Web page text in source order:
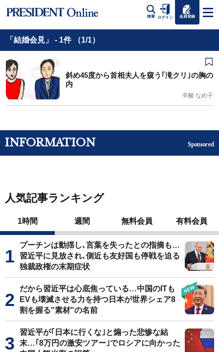
検索 ログイン 会員登録
「結婚会見」 - 1件 （1/1）
斜め45度から首相夫人を窺う｢滝クリ｣の胸の
内
辛酸 なめ子
INFORMATION Sponsored
人気記事ランキング
1時間 週間 無料会員 有料会員
プーチンは動揺し､言葉を失ったとの指摘も…
習近平に見放され､側近も友好国も停戦を迫る
独裁政権の末期症状
だから習近平は心底焦っている…中国のITも
EVも壊滅させる力を持つ日本が世界シェア8
割を握る"素材"の名前
習近平が｢日本に行くな｣と煽った悲惨な結
末…｢8万円の激安ツアー｣でロシアに向かった